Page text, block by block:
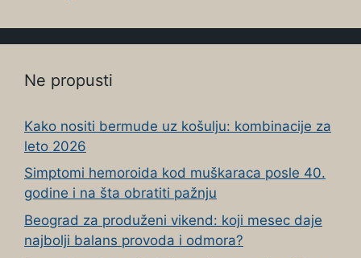
Ne propusti
Kako nositi bermude uz košulju: kombinacije za
leto 2026
Simptomi hemoroida kod muškaraca posle 40.
godine i na šta obratiti pažnju
Beograd za produženi vikend: koji mesec daje
najbolji balans provoda i odmora?